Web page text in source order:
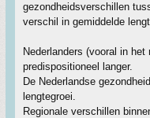
gezondheidsverschillen
verschil in gemiddelde
Nederlanders (vooral in
predispositioneel langer.
De Nederlandse
lengtegroei.
Regionale verschillen